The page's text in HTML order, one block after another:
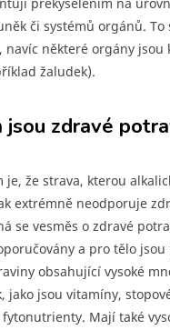
překyselením na
či systémů orgánů. To
navíc některé orgány jsou
žaludek).
jsou zdravé
je, že strava, kterou
extrémně neodporuje
se vesměs o zdravé
a pro tělo jsou
obsahující vysoké
jako jsou vitamíny,
Mají také